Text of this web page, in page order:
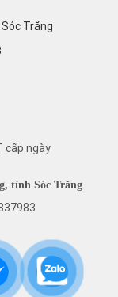
Trăng
cấp ngày
tỉnh Sóc Trăng